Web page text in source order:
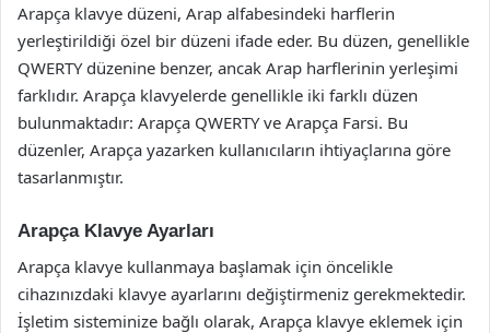
Arapça klavye düzeni, Arap alfabesindeki harflerin
yerleştirildiği özel bir düzeni ifade eder. Bu düzen, genellikle
QWERTY düzenine benzer, ancak Arap harflerinin yerleşimi
farklıdır. Arapça klavyelerde genellikle iki farklı düzen
bulunmaktadır: Arapça QWERTY ve Arapça Farsi. Bu
düzenler, Arapça yazarken kullanıcıların ihtiyaçlarına göre
tasarlanmıştır.
Arapça Klavye Ayarları
Arapça klavye kullanmaya başlamak için öncelikle
cihazınızdaki klavye ayarlarını değiştirmeniz gerekmektedir.
İşletim sisteminize bağlı olarak, Arapça klavye eklemek için